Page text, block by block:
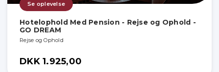
Se oplevelse
Hotelophold Med Pension - Rejse og Ophold -
GO DREAM
Rejse og Ophold
DKK 1.925,00